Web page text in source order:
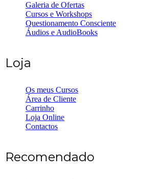
Galeria de Ofertas
Cursos e Workshops
Questionamento Consciente
Áudios e AudioBooks
Loja
Os meus Cursos
Área de Cliente
Carrinho
Loja Online
Contactos
Recomendado